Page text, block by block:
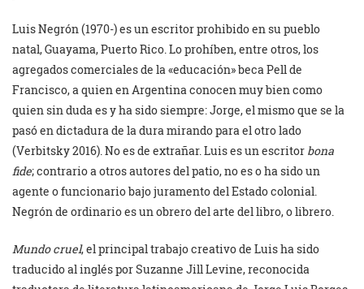
Luis Negrón (1970-) es un escritor prohibido en su pueblo
natal, Guayama, Puerto Rico. Lo prohíben, entre otros, los
agregados comerciales de la «educación» beca Pell de
Francisco, a quien en Argentina conocen muy bien como
quien sin duda es y ha sido siempre: Jorge, el mismo que se la
pasó en dictadura de la dura mirando para el otro lado
(Verbitsky 2016). No es de extrañar. Luis es un escritor bona
fide; contrario a otros autores del patio, no es o ha sido un
agente o funcionario bajo juramento del Estado colonial.
Negrón de ordinario es un obrero del arte del libro, o librero.
Mundo cruel, el principal trabajo creativo de Luis ha sido
traducido al inglés por Suzanne Jill Levine, reconocida